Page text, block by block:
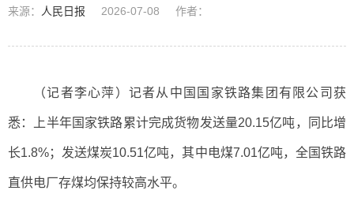
来源： 人民日报 2026-07-08 作者：
（记者李心萍）记者从中国国家铁路集团有限公司获
悉：上半年国家铁路累计完成货物发送量20.15亿吨，同比增
长1.8%；发送煤炭10.51亿吨，其中电煤7.01亿吨，全国铁路
直供电厂存煤均保持较高水平。